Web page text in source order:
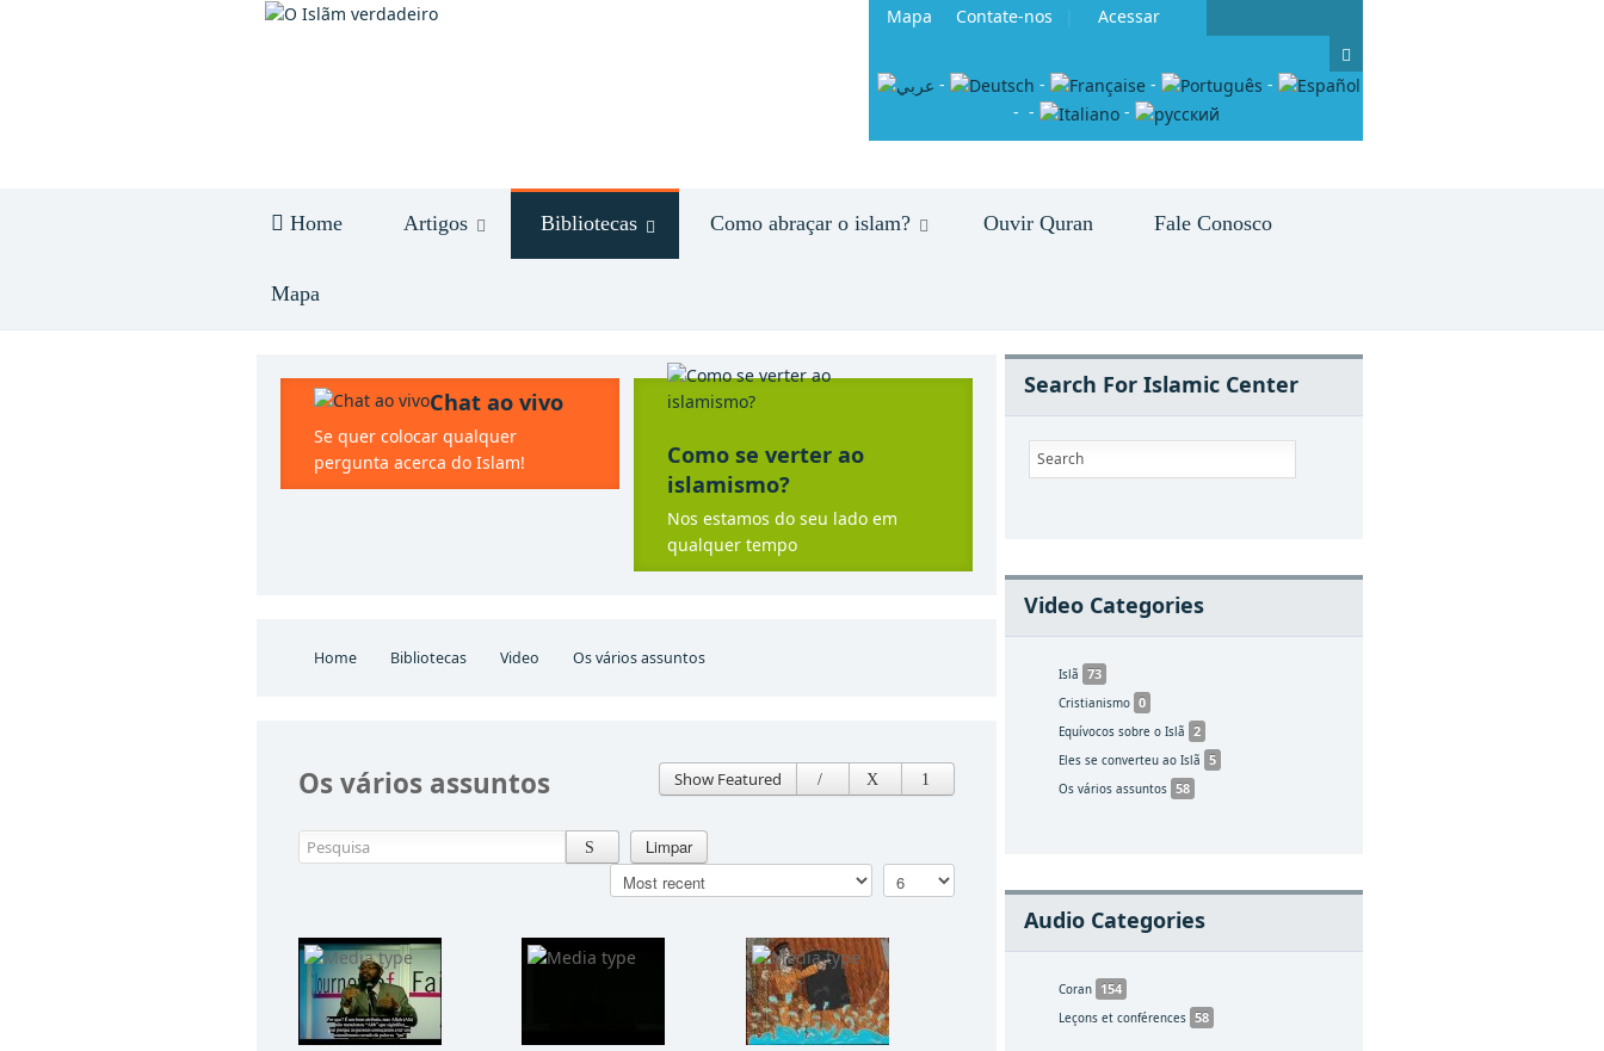
Mapa Contate-nos Acessar
- - -
-
- - -
Home Artigos Bibliotecas Como abraçar o islam? Ouvir Quran Fale Conosco
Mapa
Chat ao vivo
Se quer colocar qualquer
pergunta acerca do Islam!
Como se verter ao
islamismo?
Nos estamos do seu lado em
qualquer tempo
Home Bibliotecas Video Os vários assuntos
Os vários assuntos Show Featured
Pesquisa Limpar
Search For Islamic Center
Video Categories
Islã 73
Cristianismo 0
Equívocos sobre o Islã 2
Eles se converteu ao Islã 5
Os vários assuntos 58
Audio Categories
Coran 154
Leçons et conférences 58